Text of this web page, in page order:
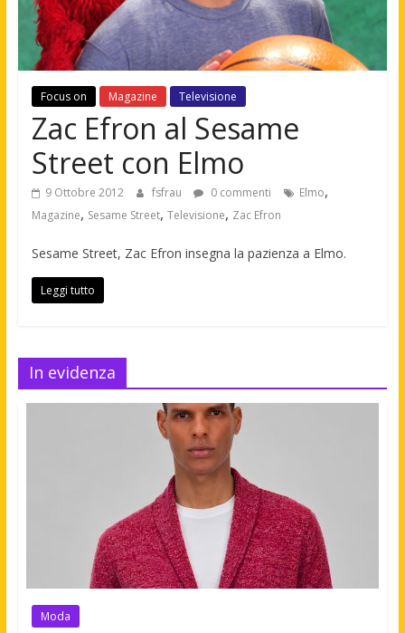
Focus on Magazine Televisione
Zac Efron al Sesame
Street con Elmo
9 Ottobre 2012 fsfrau 0 commenti Elmo,
Magazine, Sesame Street, Televisione, Zac Efron
Sesame Street, Zac Efron insegna la pazienza a Elmo.
Leggi tutto
In evidenza
Moda